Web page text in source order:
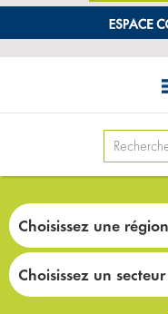
Choisissez une
Choisissez un